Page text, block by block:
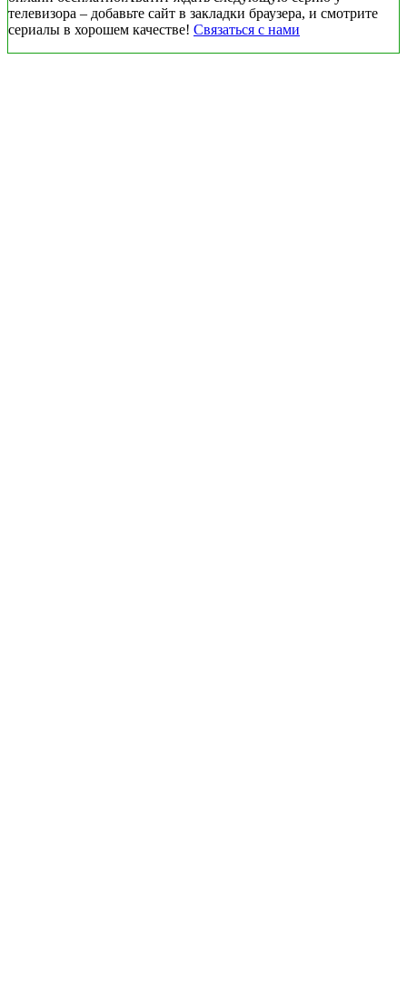
телевизора – добавьте сайт в закладки браузера, и смотрите
сериалы в хорошем качестве! Связаться с нами